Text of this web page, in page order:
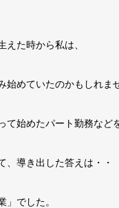
えた時から私は、
始めていたのかもしれま
て始めたパート勤務など
、導き出した答えは・・
」でした。